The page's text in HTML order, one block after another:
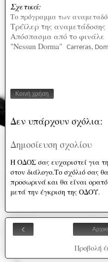
Σχετικά:
Το πρόγραμμα των
Τρέϊλερ της αναμετάδοσης
Απόσπασμα από το φινάλε
"Nessun Dorma"
Carreras,
Κοινή χρήση
Δεν υπάρχουν σχόλια:
Δημοσίευση σχολίου
Η ΟΔΟΣ σας ευχαριστεί για
στον διάλογο.Το σχόλιό σας
προσωρινά και θα είναι ορατό
μετά την έγκριση της ΟΔΟΥ.
‹
Προβολή